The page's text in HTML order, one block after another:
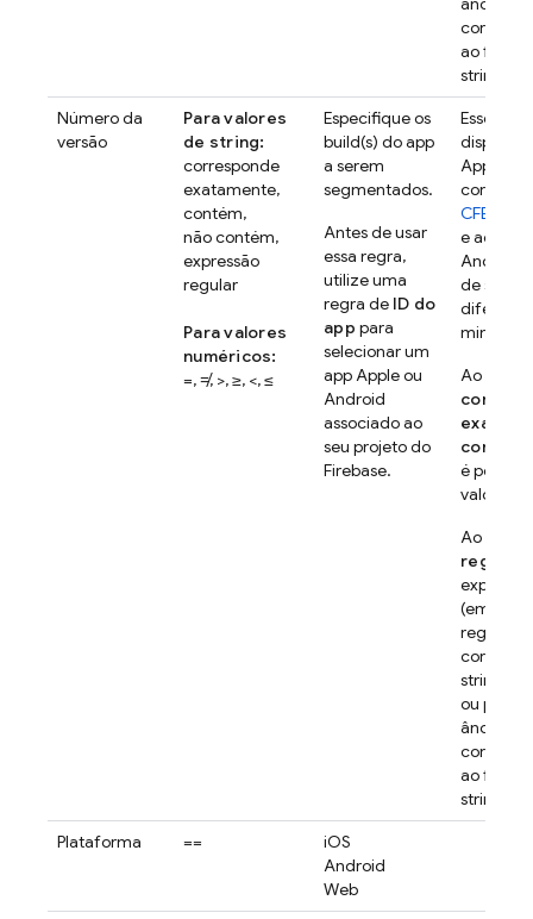
ao final
string de
Número da
versão
Para valores
de string:
corresponde
exatamente,
contém,
não contém,
expressão
regular
Para valores
numéricos:
=, ≠, >, ≥, <, ≤
Especifique os
build(s) do app
a serem
segmentados.
Antes de usar
essa regra,
utilize uma
regra de ID do
app para
selecionar um
app Apple ou
Android
associado ao
seu projeto do
Firebase.
Esse
Apple e
e ao
Android.
de
Ao usar
contém
é
valores.
Ao usar
regex
(em
regular
string de
ou parte
âncoras
ao final
string de
Plataforma
==
iOS
Android
Web